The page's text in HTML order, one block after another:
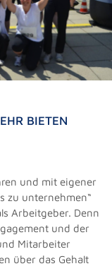
BIETEN
und mit eigener
zu unternehmen“
Arbeitgeber. Denn
und der
Mitarbeiter
über das Gehalt